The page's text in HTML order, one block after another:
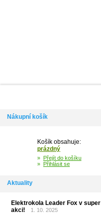
Nákupní košík
Košík obsahuje:
prázdný
» Přejít do košíku
» Přihlásit se
Aktuality
Elektrokola Leader Fox v super
akci!
1. 10. 2025